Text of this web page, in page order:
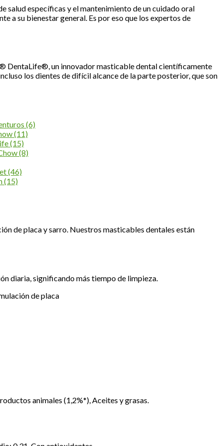
(6)
(11)
(15)
(8)
(46)
(15)
salud específicas y el mantenimiento de un cuidado oral
a su bienestar general. Es por eso que los expertos de
DentaLife®, un innovador masticable dental científicamente
los dientes de difícil alcance de la parte posterior, que son
de placa y sarro. Nuestros masticables dentales están
diaria, significando más tiempo de limpieza.
de placa
animales (1,2%*), Aceites y grasas.